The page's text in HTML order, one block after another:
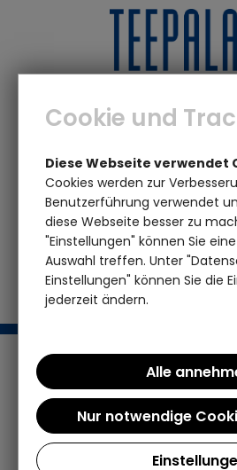
Percent Cocoa zuckerfrei BIO Dose
Das von Ihnen gesuchte
nicht mehr vorhanden
Support / Hotline
04421 309109
info@teepalast.de
MO - FR: 08:00 bis 16:30 Uhr
Cookie und
Diese Webseite verwendet
Cookies werden zur
Benutzerführung verwendet
diese Webseite besser zu
"Einstellungen" können Sie
Auswahl treffen. Unter
Einstellungen" können Sie die
jederzeit ändern.